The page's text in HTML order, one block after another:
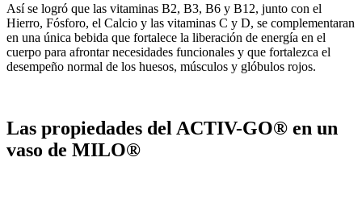
Así se logró que las vitaminas B2, B3, B6 y B12, junto con el
Hierro, Fósforo, el Calcio y las vitaminas C y D, se complementaran
en una única bebida que fortalece la liberación de energía en el
cuerpo para afrontar necesidades funcionales y que fortalezca el
desempeño normal de los huesos, músculos y glóbulos rojos.
Las propiedades del ACTIV-GO® en un
vaso de MILO®